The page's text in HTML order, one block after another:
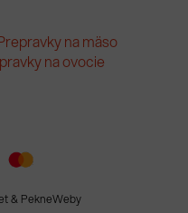
na mäso
na ovocie
& PekneWeby